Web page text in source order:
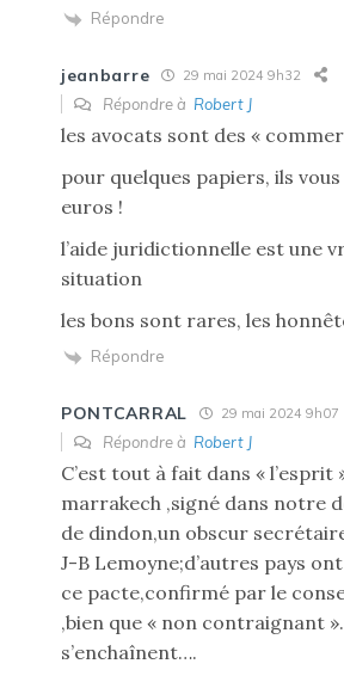
Répondre
jeanbarre 29 mai 2024 9h32
Répondre à Robert J
les avocats sont des «
pour quelques papiers, ils
euros !
l’aide juridictionnelle est une
situation
les bons sont rares, les
Répondre
PONTCARRAL 29 mai 2024 9h07
Répondre à Robert J
C’est tout à fait dans « l’esprit
marrakech ,signé dans notre
de dindon,un obscur
J-B Lemoyne;d’autres pays
ce pacte,confirmé par le
,bien que « non contraignant
s’enchaînent….